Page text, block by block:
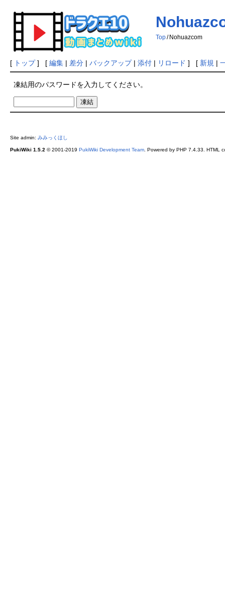
Top / Nohuazcom
[ トップ] [ 編集| 差分| バックアップ| 添付| リロード ] [ 新規 |
凍結用のパスワードを入力してください。
Site admin: みみっくほし
PukiWiki 1.5.2© 2001-2019 PukiWiki Development Team. Powered by PHP 7.4.33. HTML